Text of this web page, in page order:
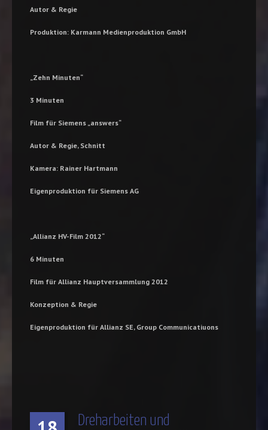
Autor & Regie
Produktion: Karmann Medienproduktion GmbH
„Zehn Minuten“
3 Minuten
Film für Siemens „answers“
Autor & Regie, Schnitt
Kamera: Rainer Hartmann
Eigenproduktion für Siemens AG
„Allianz HV-Film 2012“
6 Minuten
Film für Allianz Hauptversammlung 2012
Konzeption & Regie
Eigenproduktion für Allianz SE, Group Communicatiuons
Dreharbeiten und